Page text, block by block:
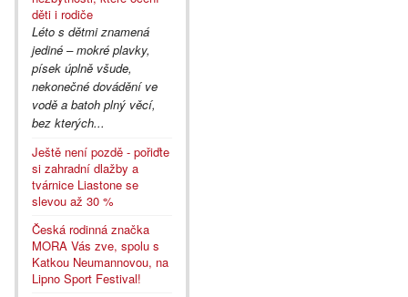
děti i rodiče
Léto s dětmi znamená
jediné – mokré plavky,
písek úplně všude,
nekonečné dovádění ve
vodě a batoh plný věcí,
bez kterých...
Ještě není pozdě - pořiďte
si zahradní dlažby a
tvárnice Liastone se
slevou až 30 %
Česká rodinná značka
MORA Vás zve, spolu s
Katkou Neumannovou, na
Lipno Sport Festival!